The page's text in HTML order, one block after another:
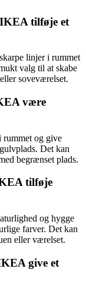
tilføje et
linjer i rummet
valg til at skabe
soveværelset.
være
og give
Det kan
begrænset plads.
tilføje
og hygge
farver. Det kan
eller værelset.
give et